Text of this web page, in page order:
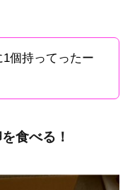
個持ってったー
食べる！